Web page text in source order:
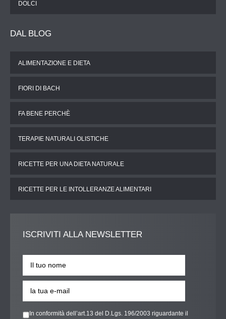
DOLCI
DAL BLOG
ALIMENTAZIONE E DIETA
FIORI DI BACH
FA BENE PERCHÈ
TERAPIE NATURALI OLISTICHE
RICETTE PER UNA DIETA NATURALE
RICETTE PER LE INTOLLERANZE ALIMENTARI
ISCRIVITI ALLA NEWSLETTER
In conformità dell’art.13 del D.Lgs. 196/2003 riguardante il